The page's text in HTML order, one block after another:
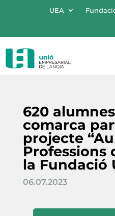
UEA
620
comarca
projecte
Professions
la Fundació
06.07.2023